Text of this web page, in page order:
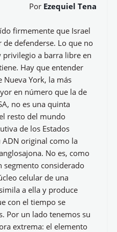
Por Ezequiel Tena
firmemente que Israel
defenderse. Lo que no
privilegio a barra libre en
Hay que entender
York, la más
en número que la de
no es una quinta
resto del mundo
de los Estados
original como la
No es, como
segmento considerado
celular de una
a ella y produce
con el tiempo se
Por un lado tenemos su
extrema: el elemento